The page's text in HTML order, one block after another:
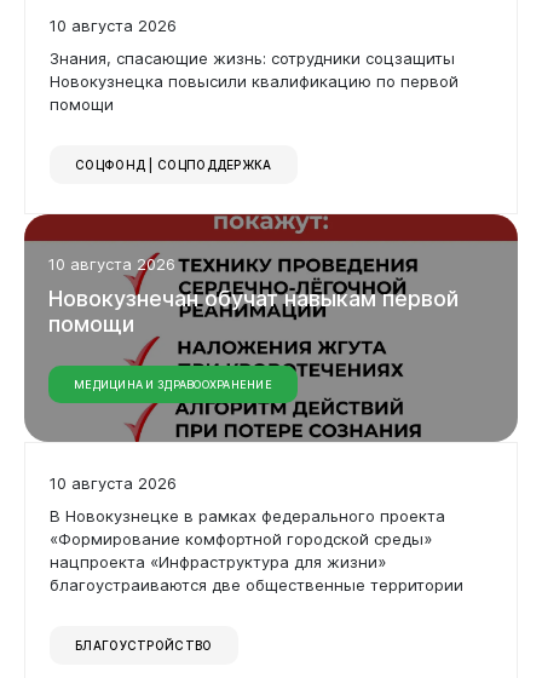
10 августа 2026
Знания, спасающие жизнь: сотрудники соцзащиты
Новокузнецка повысили квалификацию по первой
помощи
СОЦФОНД | СОЦПОДДЕРЖКА
10 августа 2026
Новокузнечанобучатнавыкампервой
помощи
МЕДИЦИНА И ЗДРАВООХРАНЕНИЕ
10 августа 2026
В Новокузнецке в рамках федерального проекта
«Формирование комфортной городской среды»
нацпроекта «Инфраструктура для жизни»
благоустраиваются две общественные территории
БЛАГОУСТРОЙСТВО